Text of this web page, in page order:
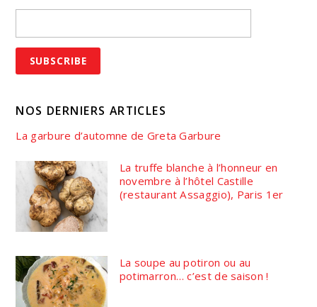
NOS DERNIERS ARTICLES
La garbure d’automne de Greta Garbure
La truffe blanche à l’honneur en
novembre à l’hôtel Castille
(restaurant Assaggio), Paris 1er
La soupe au potiron ou au
potimarron… c’est de saison !